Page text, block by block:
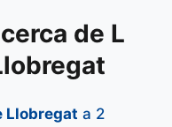
de L
Llobregat a 2